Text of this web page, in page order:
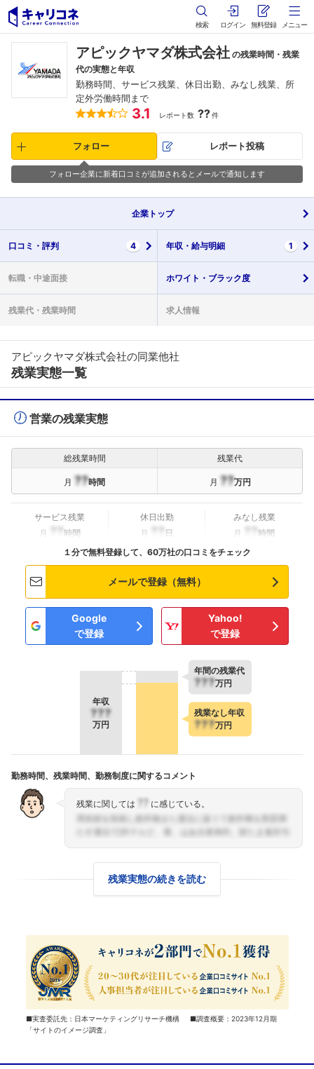
検索 ログイン 無料登録 メニュー
アピックヤマダ株式会社 の残業時間・残業
代の実態と年収
勤務時間、サービス残業、休日出勤、みなし残業、所
定外労働時間まで
3.1 レポート数 ??件
フォロー レポート投稿
フォロー企業に新着口コミが追加されるとメールで通知します
企業 トップ
口コミ・ 評判 4 年収・ 給与明細 1
転職・ 中途面接 ホワイト・ ブラック度
残業代・ 残業時間 求人情報
アピックヤマダ株式会社の同業他社
残業実態一覧
営業の残業実態
総残業時間 残業代
月 ??時間 月 ??万円
サービス残業
月
?? 時間
休日出勤
月
?? 日
みなし残業
月
?? 時間
１分で無料登録して、60万社の口コミをチェック
メールで登録（無料）
Google
で登録
Yahoo!
で登録
年収
???
万円
年間の残業代
???万円
残業なし年収
???万円
勤務時間、残業時間、勤務制度に関するコメント
残業に関しては ?? に感じている。
残業実態の続きを読む
■実査委託先：日本マーケティングリサーチ機構 ■調査概要：2023年12月期
「サイトのイメージ調査」